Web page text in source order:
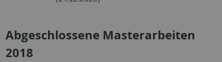
Abgeschlossene Masterarbeiten
2018